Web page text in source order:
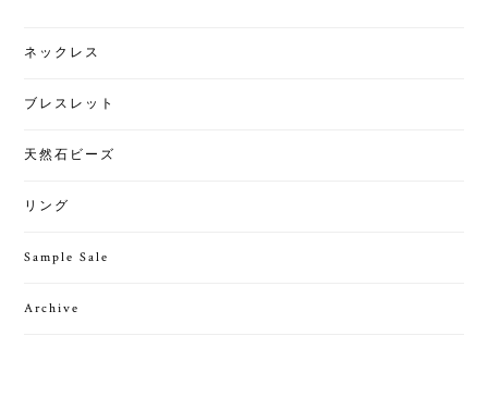
ネックレス
ブレスレット
天然石ビーズ
リング
Sample Sale
Archive